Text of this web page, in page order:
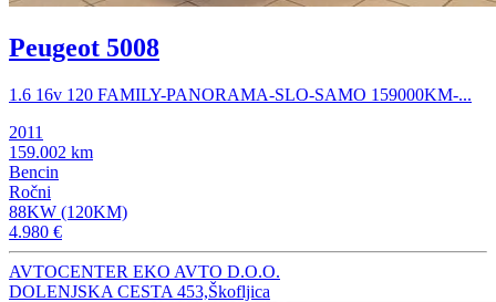
Peugeot 5008
1.6 16v 120 FAMILY-PANORAMA-SLO-SAMO 159000KM-...
2011
159.002 km
Bencin
Ročni
88KW (120KM)
4.980 €
AVTOCENTER EKO AVTO D.O.O.
DOLENJSKA CESTA 453,Škofljica